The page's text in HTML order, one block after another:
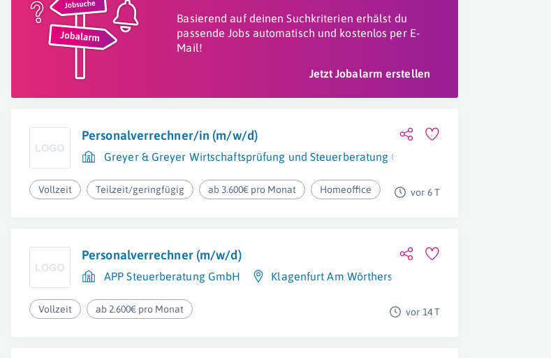
Basierend auf deinen Suchkriterien erhälst du
passende Jobs automatisch und kostenlos per E-
Mail!
Jetzt Jobalarm erstellen
Personalverrechner/in (m/w/d)
Greyer & Greyer Wirtschaftsprüfung und Steuerberatung GmbH
Vollzeit Teilzeit/geringfügig ab 3.600€ pro Monat Homeoffice vor 6 T
Personalverrechner (m/w/d)
APP Steuerberatung GmbH Klagenfurt Am Wörthersee
Vollzeit ab 2.600€ pro Monat vor 14 T